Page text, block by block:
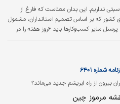
نداریم. این بدان معناست که فارغ از
کشور که بر اساس تصمیم استانداران،‌ مشمول
تعطیلی دو روزه آخر هفته می‌شوند،‌ پرسنل سایر کسب‌وکارها باید ۶روز هفته را در
بیرون از راه ابریشم جدید می‌ماند؟
شماره ۶۴۰۱
مرموز چین